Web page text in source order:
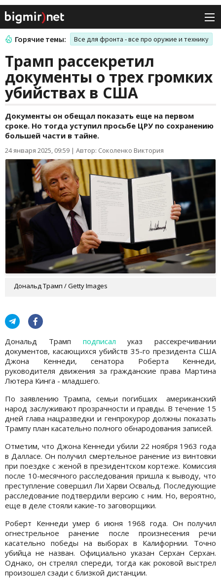
Горячие темы: Все для фронта - все про оружие и технику
Трамп рассекретил
документы о трех громких
убийствах в США
Документы он обещал показать еще на первом
сроке. Но тогда уступил просьбе ЦРУ по сохранению
большей части в тайне.
24 января 2025, 09:59 | Автор: Соколенко Виктория
Дональд Трамп / Getty Images
Дональд Трамп подписал указ рассекречивании
документов, касающихся убийств 35-го президента США
Джона Кеннеди, сенатора Роберта Кеннеди,
руководителя движения за гражданские права Мартина
Лютера Кинга - младшего.
По заявлению Трампа, семьи погибших американский
народ заслуживают прозрачности и правды. В течение 15
дней глава нацразведки и генпрокурор должны показать
Трампу план касательно полного обнародования записей.
Отметим, что Джона Кеннеди убили 22 ноября 1963 года
в Далласе. Он получил смертельное ранение из винтовки
при поездке с женой в президентском кортеже. Комиссия
после 10-месячного расследования пришла к выводу, что
преступление совершил Ли Харви Освальд. Последующие
расследование подтвердили версию с ним. Но, вероятно,
еще в деле стояли какие-то заговорщики.
Роберт Кеннеди умер 6 июня 1968 года. Он получил
огнестрельное ранение после произнесения речи
касательно победы на выборах в Калифорнии. Точно
убийца не назван. Официально указан Серхан Серхан.
Однако, он стрелял спереди, тогда как роковой выстрел
произошел сзади с близкой дистанции.